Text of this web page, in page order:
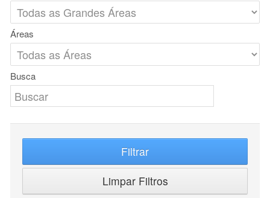
Áreas
Busca
Filtrar
Limpar Filtros